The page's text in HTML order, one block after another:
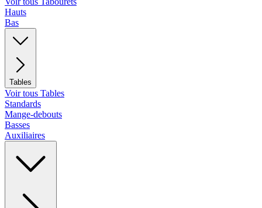
Hauts
Bas
Tables
Voir tous Tables
Standards
Mange-debouts
Basses
Auxiliaires